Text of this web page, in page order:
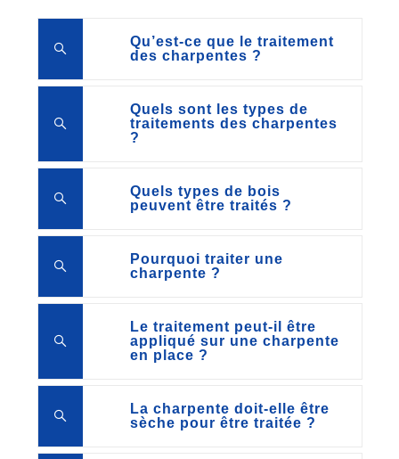
Qu’est-ce que le traitement
des charpentes ?
Quels sont les types de
traitements des charpentes
?
Quels types de bois
peuvent être traités ?
Pourquoi traiter une
charpente ?
Le traitement peut-il être
appliqué sur une charpente
en place ?
La charpente doit-elle être
sèche pour être traitée ?